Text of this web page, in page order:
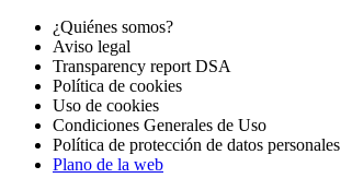
¿Quiénes somos?
Aviso legal
Transparency report DSA
Política de cookies
Uso de cookies
Condiciones Generales de Uso
Política de protección de datos personales
Plano de la web